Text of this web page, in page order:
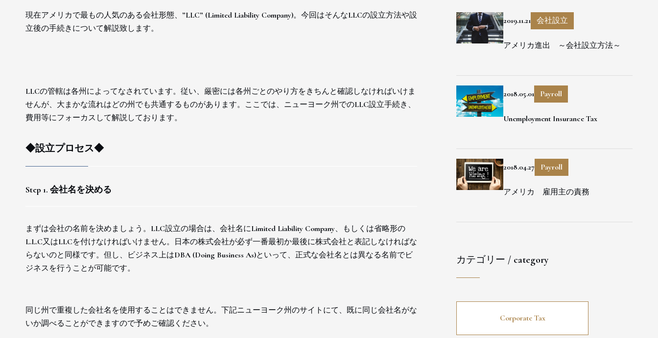
現在アメリカで最もの人気のある会社形態、”LLC” (Limited Liability Company)。今回はそんなLLCの設立方法や設
立後の手続きについて解説致します。
LLCの管轄は各州によってなされています。従い、厳密には各州ごとのやり方をきちんと確認しなければいけま
せんが、大まかな流れはどの州でも共通するものがあります。ここでは、ニューヨーク州でのLLC設立手続き、
費用等にフォーカスして解説しております。
◆設立プロセス◆
Step 1. 会社名を決める
まずは会社の名前を決めましょう。LLC設立の場合は、会社名にLimited Liability Company、もしくは省略形の
L.L.C又はLLCを付けなければいけません。日本の株式会社が必ず一番最初か最後に株式会社と表記しなければな
らないのと同様です。但し、ビジネス上はDBA (Doing Business As)といって、正式な会社名とは異なる名前でビ
ジネスを行うことが可能です。
同じ州で重複した会社名を使用することはできません。下記ニューヨーク州のサイトにて、既に同じ会社名がな
いか調べることができますので予めご確認ください。
2019.11.21 会社設立
アメリカ進出 ～会社設立方法～
2018.05.01 Payroll
Unemployment Insurance Tax
2018.04.27 Payroll
アメリカ 雇用主の責務
カテゴリー / category
Corporate Tax